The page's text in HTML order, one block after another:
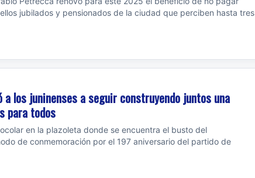
jubilados y pensionados de la ciudad que perciben hasta tres
a los juninenses a seguir construyendo juntos una
para todos
en la plazoleta donde se encuentra el busto del
de conmemoración por el 197 aniversario del partido de